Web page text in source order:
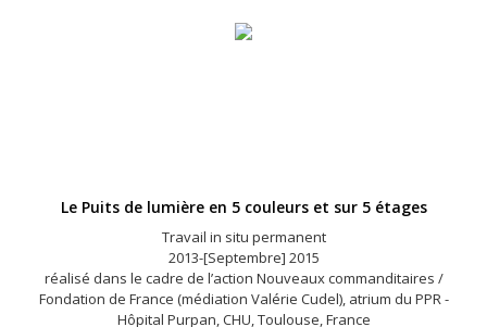
Le Puits de lumière en 5 couleurs et sur 5 étages
Travail in situ permanent
2013-[Septembre] 2015
réalisé dans le cadre de l’action Nouveaux commanditaires /
Fondation de France (médiation Valérie Cudel), atrium du PPR -
Hôpital Purpan, CHU, Toulouse, France